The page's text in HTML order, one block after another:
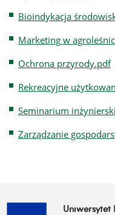
Bioindykacja
Marketing w
Ochrona przyrody.pdf
Rekreacyjne
Seminarium
Zarządzanie
Uniwersytet